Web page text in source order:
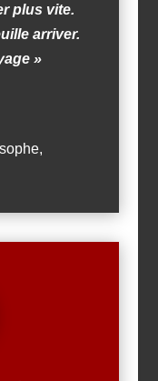
plus vite.
arriver.
»
,